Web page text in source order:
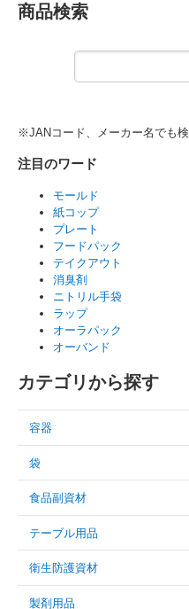
商品検索
※JANコード、メーカー名でも検
注目のワード
モールド
紙コップ
プレート
フードパック
テイクアウト
消臭剤
ニトリル手袋
ラップ
オーラパック
オーバンド
カテゴリから探す
容器
袋
食品副資材
テーブル用品
衛生防護資材
製剤用品